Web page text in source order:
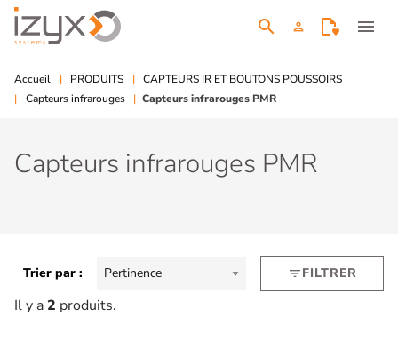
search person menu
Accueil PRODUITS
CAPTEURS IR ET BOUTONS POUSSOIRS
Capteurs infrarouges
Capteurs infrarouges PMR
Capteurs infrarouges PMR
Il y a 2 produits.
Trier par : Pertinence filter_listFILTRER